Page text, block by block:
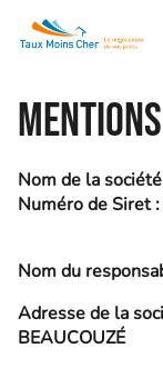
Nom de la
Numéro de Siret :
Nom du
Adresse de la
BEAUCOUZÉ